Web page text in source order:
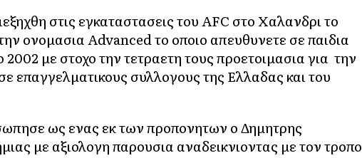
στις εγκαταστασεις του AFC στο Χαλανδρι το
ονομασια Advanced το οποιο απευθυνετε σε παιδια
με στοχο την τετραετη τους προετοιμασια για την
επαγγελματικους συλλογους της Ελλαδας και του
ως ενας εκ των προπονητων ο Δημητρης
με αξιολογη παρουσια αναδεικνιοντας με τον τροπο